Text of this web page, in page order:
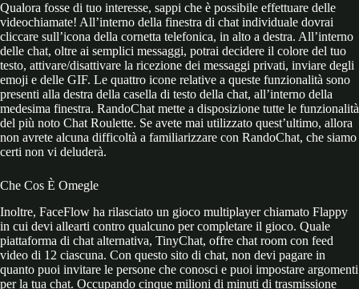
Qualora fosse di tuo interesse, sappi che è possibile effettuare delle
videochiamate! All’interno della finestra di chat individuale dovrai
cliccare sull’icona della cornetta telefonica, in alto a destra. All’interno
delle chat, oltre ai semplici messaggi, potrai decidere il colore del tuo
testo, attivare/disattivare la ricezione dei messaggi privati, inviare degli
emoji e delle GIF. Le quattro icone relative a queste funzionalità sono
presenti alla destra della casella di testo della chat, all’interno della
medesima finestra. RandoChat mette a disposizione tutte le funzionalità
del più noto Chat Roulette. Se avete mai utilizzato quest’ultimo, allora
non avrete alcuna difficoltà a familiarizzare con RandoChat, che siamo
certi non vi deluderà.
Che Cos È Omegle
Inoltre, FaceFlow ha rilasciato un gioco multiplayer chiamato Flappy
in cui devi allearti contro qualcuno per completare il gioco. Quale
piattaforma di chat alternativa, TinyChat, offre chat room con feed
video di 12 ciascuna. Con questo sito di chat, non devi pagare in
quanto puoi invitare le persone che conosci e puoi impostare argomenti
per la tua chat. Occupando cinque milioni di minuti di trasmissione